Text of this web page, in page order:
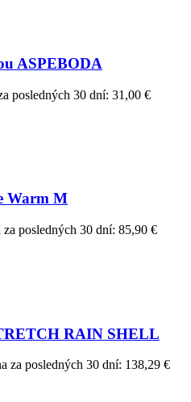
ASPEBODA
posledných 30 dní: 31,00 €
Warm M
za posledných 30 dní: 85,90 €
RAIN SHELL
za posledných 30 dní: 138,29 €